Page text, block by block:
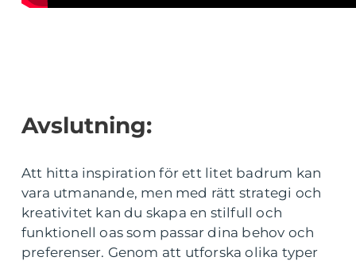
Avslutning:
Att hitta inspiration för ett litet badrum kan
vara utmanande, men med rätt strategi och
kreativitet kan du skapa en stilfull och
funktionell oas som passar dina behov och
preferenser. Genom att utforska olika typer